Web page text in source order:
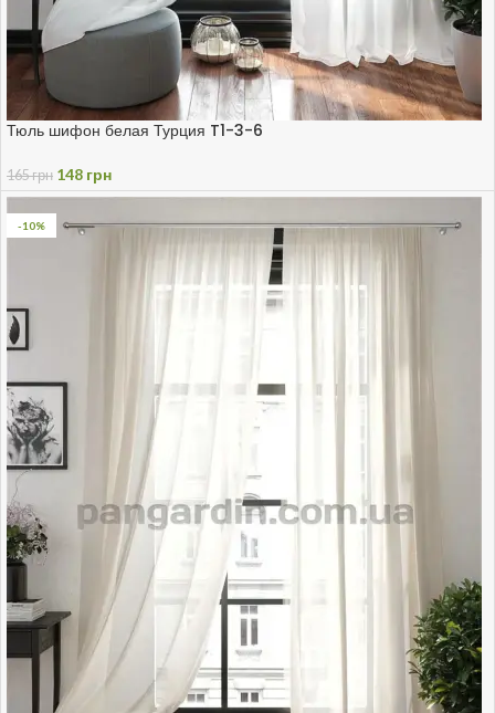
Тюль шифон белая Турция T1-3-6
165грн 148 грн
-10%